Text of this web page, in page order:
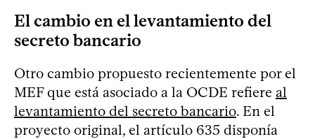
El cambio en el levantamiento del
secreto bancario
Otro cambio propuesto recientemente por el
MEF que está asociado a la OCDE refiere al
levantamiento del secreto bancario. En el
proyecto original, el artículo 635 disponía